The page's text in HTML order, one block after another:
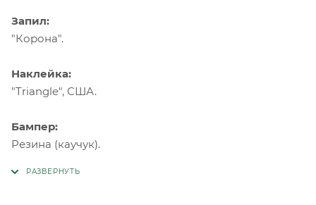
Запил:
"Корона".
Наклейка:
"Triangle", США.
Бампер:
Резина (каучук).